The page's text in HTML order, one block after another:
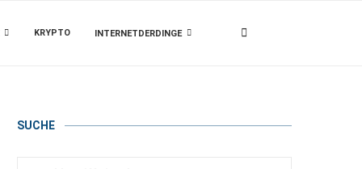
KRYPTO INTERNETDERDINGE
SUCHE